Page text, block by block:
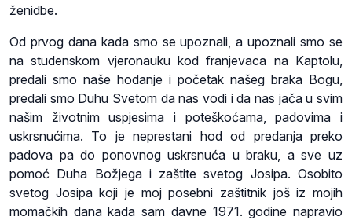
ženidbe.
Od prvog dana kada smo se upoznali, a upoznali smo se
na studenskom vjeronauku kod franjevaca na Kaptolu,
predali smo naše hodanje i početak našeg braka Bogu,
predali smo Duhu Svetom da nas vodi i da nas jača u svim
našim životnim uspjesima i poteškoćama, padovima i
uskrsnućima. To je neprestani hod od predanja preko
padova pa do ponovnog uskrsnuća u braku, a sve uz
pomoć Duha Božjega i zaštite svetog Josipa. Osobito
svetog Josipa koji je moj posebni zaštitnik još iz mojih
momačkih dana kada sam davne 1971. godine napravio